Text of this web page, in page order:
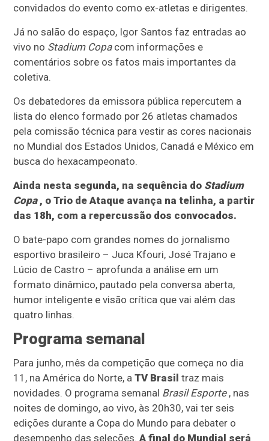
convidados do evento como ex-atletas e dirigentes.
Já no salão do espaço, Igor Santos faz entradas ao
vivo no Stadium Copacom informações e
comentários sobre os fatos mais importantes da
coletiva.
Os debatedores da emissora pública repercutem a
lista do elenco formado por 26 atletas chamados
pela comissão técnica para vestir as cores nacionais
no Mundial dos Estados Unidos, Canadá e México em
busca do hexacampeonato.
Ainda nesta segunda, na sequência do Stadium
Copa, o Trio de Ataque avança na telinha, a partir
das 18h, com a repercussão dos convocados.
O bate-papo com grandes nomes do jornalismo
esportivo brasileiro – Juca Kfouri, José Trajano e
Lúcio de Castro – aprofunda a análise em um
formato dinâmico, pautado pela conversa aberta,
humor inteligente e visão crítica que vai além das
quatro linhas.
Programa semanal
Para junho, mês da competição que começa no dia
11, na América do Norte, aTV Brasil traz mais
novidades. O programa semanal Brasil Esporte, nas
noites de domingo, ao vivo, às 20h30, vai ter seis
edições durante a Copa do Mundo para debater o
desempenho das seleções.A final do Mundial será